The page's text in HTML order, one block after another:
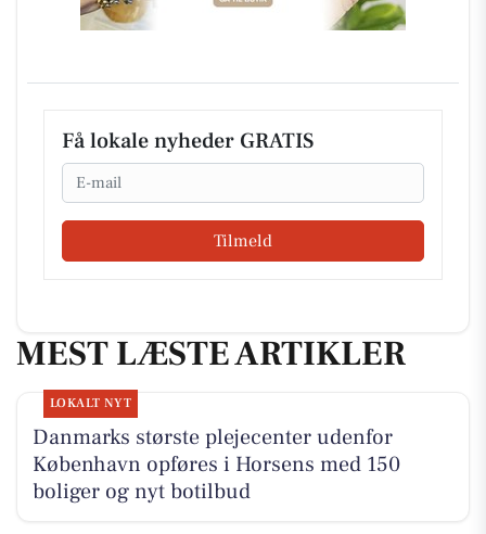
Få lokale nyheder GRATIS
Email
Tilmeld
MEST LÆSTE ARTIKLER
LOKALT NYT
Danmarks største plejecenter udenfor
København opføres i Horsens med 150
boliger og nyt botilbud